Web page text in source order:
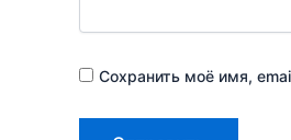
Сохранить моё имя,